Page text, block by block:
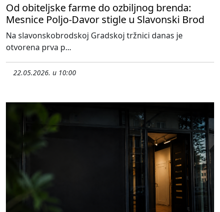
Od obiteljske farme do ozbiljnog brenda:
Mesnice Poljo-Davor stigle u Slavonski Brod
Na slavonskobrodskoj Gradskoj tržnici danas je
otvorena prva p...
22.05.2026. u 10:00